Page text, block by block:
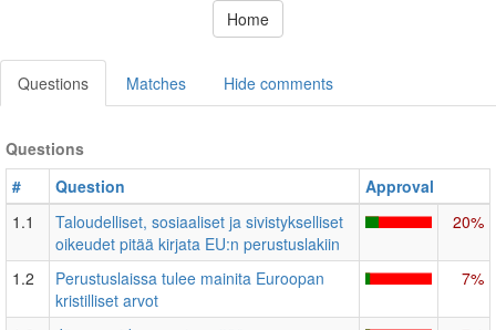
Home
Questions Matches Hide comments
Questions
#
Question
Approval
1.1
Taloudelliset, sosiaaliset ja sivistykselliset
oikeudet pitää kirjata EU:n perustuslakiin
20%
1.2
Perustuslaissa tulee mainita Euroopan
kristilliset arvot
7%